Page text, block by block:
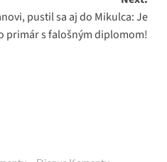
pustil sa aj do Mikulca: Je
primár s falošným diplomom!